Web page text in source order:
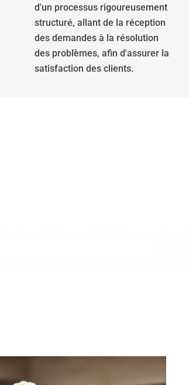
d'un processus rigoureusement
structuré, allant de la réception
des demandes à la résolution
des problèmes, afin d'assurer la
satisfaction des clients.